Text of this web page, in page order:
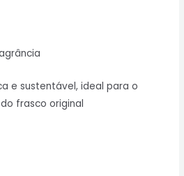
e sustentável, ideal para o
frasco original